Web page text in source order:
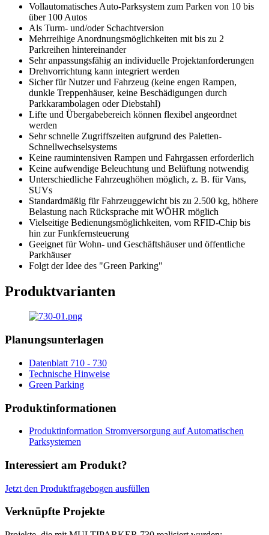
Vollautomatisches Auto-Parksystem zum Parken von 10 bis
über 100 Autos
Als Turm- und/oder Schachtversion
Mehrreihige Anordnungsmöglichkeiten mit bis zu 2
Parkreihen hintereinander
Sehr anpassungsfähig an individuelle Projektanforderungen
Drehvorrichtung kann integriert werden
Sicher für Nutzer und Fahrzeug (keine engen Rampen,
dunkle Treppenhäuser, keine Beschädigungen durch
Parkkarambolagen oder Diebstahl)
Lifte und Übergabebereich können flexibel angeordnet
werden
Sehr schnelle Zugriffszeiten aufgrund des Paletten-
Schnellwechselsystems
Keine raumintensiven Rampen und Fahrgassen erforderlich
Keine aufwendige Beleuchtung und Belüftung notwendig
Unterschiedliche Fahrzeughöhen möglich, z. B. für Vans,
SUVs
Standardmäßig für Fahrzeuggewicht bis zu 2.500 kg, höhere
Belastung nach Rücksprache mit WÖHR möglich
Vielseitige Bedienungsmöglichkeiten, vom RFID-Chip bis
hin zur Funkfernsteuerung
Geeignet für Wohn- und Geschäftshäuser und öffentliche
Parkhäuser
Folgt der Idee des "Green Parking"
Produktvarianten
Planungsunterlagen
Datenblatt 710 - 730
Technische Hinweise
Green Parking
Produktinformationen
Produktinformation Stromversorgung auf Automatischen
Parksystemen
Interessiert am Produkt?
Jetzt den Produktfragebogen ausfüllen
Verknüpfte Projekte